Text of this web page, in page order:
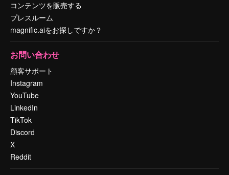
コンテンツを販売する
プレスルーム
magnific.aiをお探しですか？
お問い合わせ
顧客サポート
Instagram
YouTube
LinkedIn
TikTok
Discord
X
Reddit